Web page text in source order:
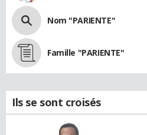
Nom "PARIENTE"
Famille "PARIENTE"
Ils se sont croisés